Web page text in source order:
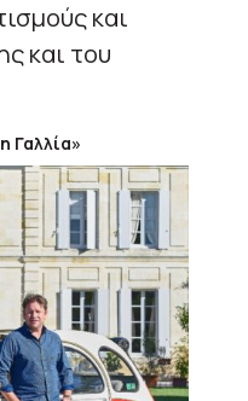
και
και του
Γαλλία»